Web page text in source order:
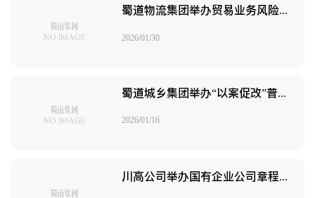
蜀道物流集团举办贸易业务风险管控暨案例分享专题培训
2026/01/30
蜀道城乡集团举办“以案促改”普法培训
2026/01/16
川高公司举办国有企业公司章程修订专题培训